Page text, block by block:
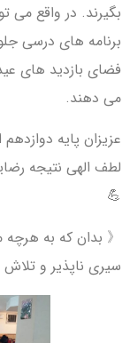
بگیرند. در واقع می
برنامه های درسی
فضای بازدید های
می دهند.
عزیزان پایه
لطف الهی نتیجه
💪
《 بدان که به
سیری ناپذیر و تلاش